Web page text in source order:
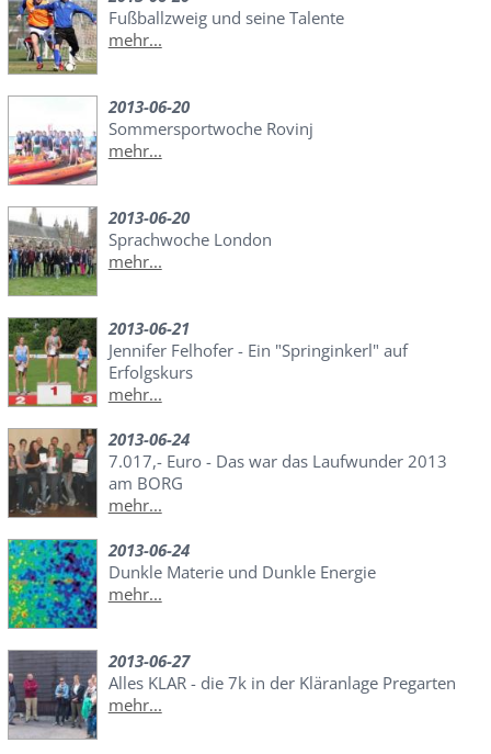
Fußballzweig und seine Talente
mehr...
2013-06-20
Sommersportwoche Rovinj
mehr...
2013-06-20
Sprachwoche London
mehr...
2013-06-21
Jennifer Felhofer - Ein "Springinkerl" auf
Erfolgskurs
mehr...
2013-06-24
7.017,- Euro - Das war das Laufwunder 2013
am BORG
mehr...
2013-06-24
Dunkle Materie und Dunkle Energie
mehr...
2013-06-27
Alles KLAR - die 7k in der Kläranlage Pregarten
mehr...